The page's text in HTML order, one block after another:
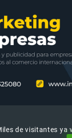
de visitantes ya